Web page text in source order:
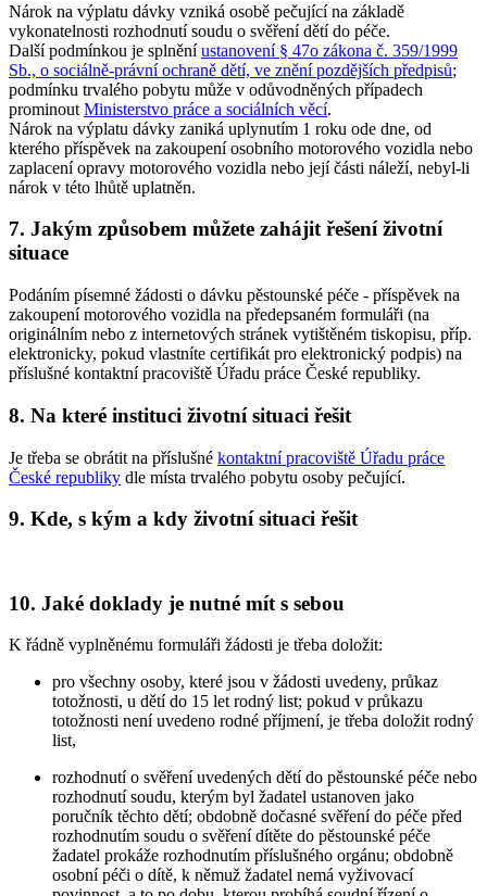
Nárok na výplatu dávky vzniká osobě pečující na základě
vykonatelnosti rozhodnutí soudu o svěření dětí do péče.
Další podmínkou je splněníustanovení § 47o zákona č. 359/1999
Sb., o sociálně-právní ochraně dětí, ve znění pozdějších předpisů;
podmínku trvalého pobytu může v odůvodněných případech
prominout Ministerstvo práce a sociálních věcí.
Nárok na výplatu dávky zaniká uplynutím 1 roku ode dne, od
kterého příspěvek na zakoupení osobního motorového vozidla nebo
zaplacení opravy motorového vozidla nebo její části náleží, nebyl-li
nárok v této lhůtě uplatněn.
7. Jakým způsobem můžete zahájit řešení životní
situace
Podáním písemné žádosti o dávku pěstounské péče - příspěvek na
zakoupení motorového vozidla na předepsaném formuláři (na
originálním nebo z internetových stránek vytištěném tiskopisu, příp.
elektronicky, pokud vlastníte certifikát pro elektronický podpis) na
příslušné kontaktní pracoviště Úřadu práce České republiky.
8. Na které instituci životní situaci řešit
Je třeba se obrátit na příslušné kontaktní pracoviště Úřadu práce
České republiky dle místa trvalého pobytu osoby pečující.
9. Kde, s kým a kdy životní situaci řešit
10. Jaké doklady je nutné mít s sebou
K řádně vyplněnému formuláři žádosti je třeba doložit:
pro všechny osoby, které jsou v žádosti uvedeny, průkaz
totožnosti, u dětí do 15 let rodný list; pokud v průkazu
totožnosti není uvedeno rodné příjmení, je třeba doložit rodný
list,
rozhodnutí o svěření uvedených dětí do pěstounské péče nebo
rozhodnutí soudu, kterým byl žadatel ustanoven jako
poručník těchto dětí; obdobně dočasné svěření do péče před
rozhodnutím soudu o svěření dítěte do pěstounské péče
žadatel prokáže rozhodnutím příslušného orgánu; obdobně
osobní péči o dítě, k němuž žadatel nemá vyživovací